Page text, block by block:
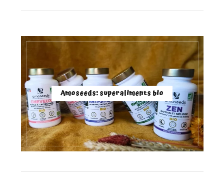
Amoseeds: superaliments bio